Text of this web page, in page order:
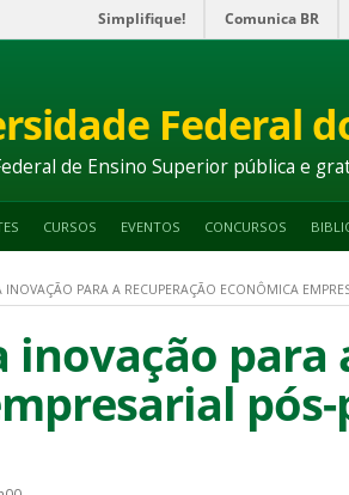
Simplifique! Comunica BR
Federal
de Ensino Superior pública e
CURSOS EVENTOS CONCURSOS
PARA A RECUPERAÇÃO ECONÔMICA
inovação para